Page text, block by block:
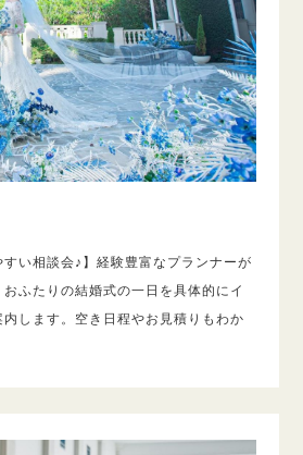
すい相談会♪】経験豊富なプランナーが
ふたりの結婚式の一日を具体的にイ
内します。空き日程やお見積りもわか